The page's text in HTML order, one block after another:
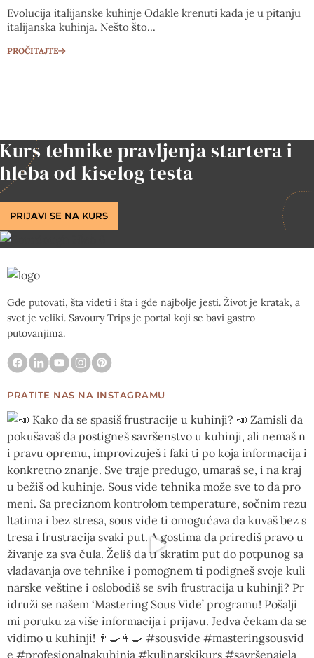
Evolucija italijanske kuhinje Odakle krenuti kada je u pitanju
italijanska kuhinja. Nešto što...
PROČITAJTE
Kurs tehnike pravljenja startera i
hleba od kiselog testa
PRIJAVI SE NA KURS
Gde putovati, šta videti i šta i gde najbolje jesti. Život je kratak, a
svet je veliki. Savoury Trips je portal koji se bavi gastro
putovanjima.
PRATITE NAS NA INSTAGRAMU